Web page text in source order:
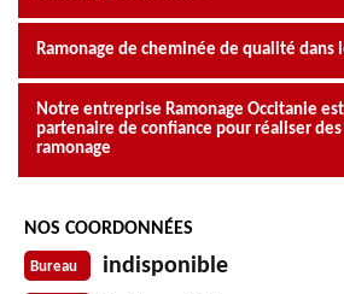
Ramonage de cheminée de qualité dans
Notre entreprise Ramonage Occitanie
partenaire de confiance pour réaliser
ramonage
NOS COORDONNÉES
Bureau indisponible